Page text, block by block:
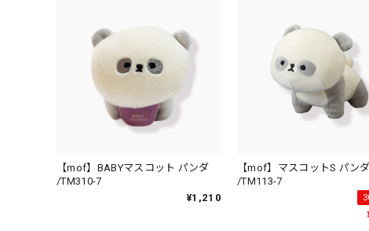
【mof】BABYマスコット パンダ
/TM310-7
¥1,210
【mof】マスコットS パンダ
/TM113-7